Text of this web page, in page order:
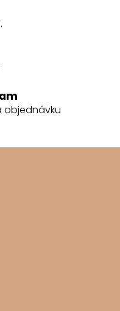
objednávku